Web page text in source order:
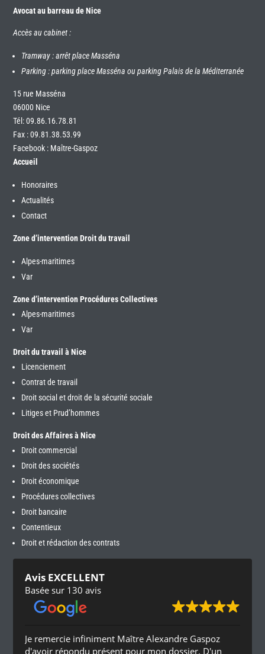
Avocat au barreau de Nice
Accès au cabinet :
Tramway : arrêt place Masséna
Parking : parking place Masséna ou parking Palais de la Méditerranée
15 rue Masséna
06000 Nice
Tél:09.86.16.78.81
Fax : 09.81.38.53.99
Facebook : Maître-Gaspoz
Accueil
Honoraires
Actualités
Contact
Zone d’intervention Droit du travail
Alpes-maritimes
Var
Zone d’intervention Procédures Collectives
Alpes-maritimes
Var
Droit du travail à Nice
Licenciement
Contrat de travail
Droit social et droit de la sécurité sociale
Litiges et Prud’hommes
Droit des Affaires à Nice
Droit commercial
Droit des sociétés
Droit économique
Procédures collectives
Droit bancaire
Contentieux
Droit et rédaction des contrats
Avis EXCELLENT
Basée sur 130 avis
Je remercie infiniment Maître Alexandre Gaspoz
d'avoir répondu présent pour mon dossier. D'un